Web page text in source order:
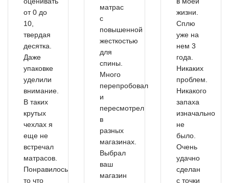
от 0 до
10,
твердая
десятка.
Даже
упаковке
уделили
внимание.
В таких
крутых
чехлах я
еще не
встречал
матрасов.
Понравилось
то что
матрас
с
повышенной
жесткостью
для
спины.
Много
перепробовал
и
пересмотрел
в
разных
магазинах.
Выбрал
ваш
магазин
жизни.
Сплю
уже на
нем 3
года.
Никаких
проблем.
Никакого
запаха
изначально
не
было.
Очень
удачно
сделан
с точки